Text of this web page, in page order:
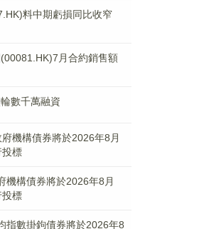
料中期虧損同比收窄
月合約銷售額
數千萬融資
機構債券將於2026年8月
投標
機構債券將於2026年8月
投標
指數掛鉤債券將於2026年8